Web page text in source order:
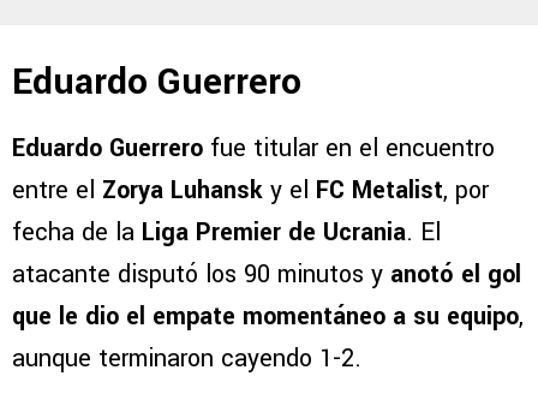
Eduardo Guerrero
Eduardo Guerrero fue titular en el encuentro
entre el Zorya Luhansk y el FC Metalist, por
fecha de la Liga Premier de Ucrania. El
atacante disputó los 90 minutos y anotó el gol
que le dio el empate momentáneo a su equipo,
aunque terminaron cayendo 1-2.